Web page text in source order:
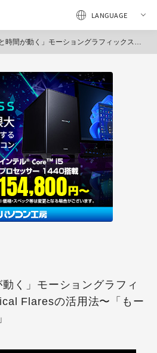
」モーショングラフィックスに役立つOptical Flaresの活用法〜「もーぐらふぇす in 広島」
動く」モーショングラフィ
Flaresの活用法〜「もー